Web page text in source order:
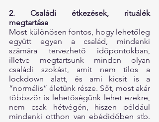
2. Családi étkezések, rituálék
megtartása
Most különösen fontos, hogy lehetőleg
együtt egyen a család, mindenki
számára tervezhető időpontokban,
illetve megtartsunk minden olyan
családi szokást, amit nem tilos a
lockdown alatt, és ami kicsit is a
“normális” életünk része. Sőt, most akár
többször is lehetőségünk lehet ezekre,
nem csak hétvégén, hiszen például
mindenki otthon van ebédidőben stb.